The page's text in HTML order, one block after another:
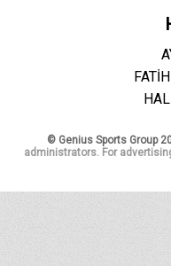
© Genius Sports Group
administrators. For